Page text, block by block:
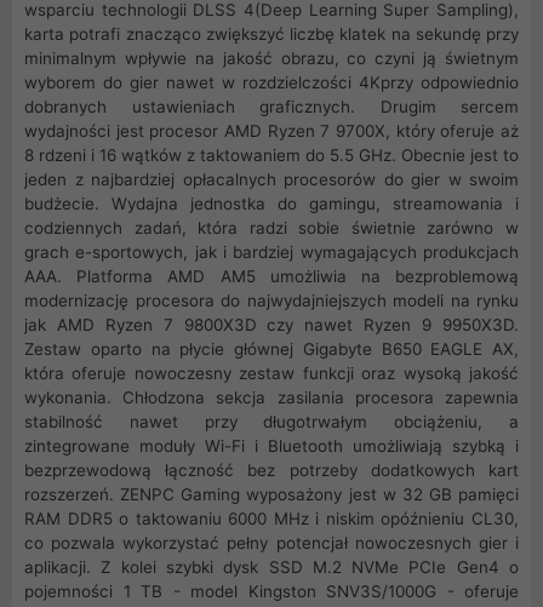
wsparciu technologii DLSS 4(Deep Learning Super Sampling),
karta potrafi znacząco zwiększyć liczbę klatek na sekundę przy
minimalnym wpływie na jakość obrazu, co czyni ją świetnym
wyborem do gier nawet w rozdzielczości 4Kprzy odpowiednio
dobranych ustawieniach graficznych. Drugim sercem
wydajności jest procesor AMD Ryzen 7 9700X, który oferuje aż
8 rdzeni i 16 wątków z taktowaniem do 5.5 GHz. Obecnie jest to
jeden z najbardziej opłacalnych procesorów do gier w swoim
budżecie. Wydajna jednostka do gamingu, streamowania i
codziennych zadań, która radzi sobie świetnie zarówno w
grach e-sportowych, jak i bardziej wymagających produkcjach
AAA. Platforma AMD AM5 umożliwia na bezproblemową
modernizację procesora do najwydajniejszych modeli na rynku
jak AMD Ryzen 7 9800X3D czy nawet Ryzen 9 9950X3D.
Zestaw oparto na płycie głównej Gigabyte B650 EAGLE AX,
która oferuje nowoczesny zestaw funkcji oraz wysoką jakość
wykonania. Chłodzona sekcja zasilania procesora zapewnia
stabilność nawet przy długotrwałym obciążeniu, a
zintegrowane moduły Wi-Fi i Bluetooth umożliwiają szybką i
bezprzewodową łączność bez potrzeby dodatkowych kart
rozszerzeń. ZENPC Gaming wyposażony jest w 32 GB pamięci
RAM DDR5 o taktowaniu 6000 MHz i niskim opóźnieniu CL30,
co pozwala wykorzystać pełny potencjał nowoczesnych gier i
aplikacji. Z kolei szybki dysk SSD M.2 NVMe PCIe Gen4 o
pojemności 1 TB - model Kingston SNV3S/1000G - oferuje